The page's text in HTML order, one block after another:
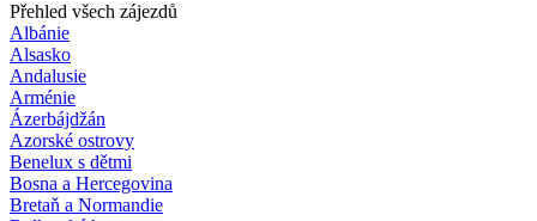
Přehled všech zájezdů
Albánie
Alsasko
Andalusie
Arménie
Ázerbájdžán
Azorské ostrovy
Benelux s dětmi
Bosna a Hercegovina
Bretaň a Normandie